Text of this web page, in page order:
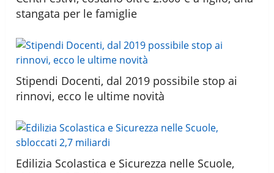
stangata per le famiglie
Stipendi Docenti, dal 2019 possibile stop ai
rinnovi, ecco le ultime novità
Edilizia Scolastica e Sicurezza nelle Scuole,